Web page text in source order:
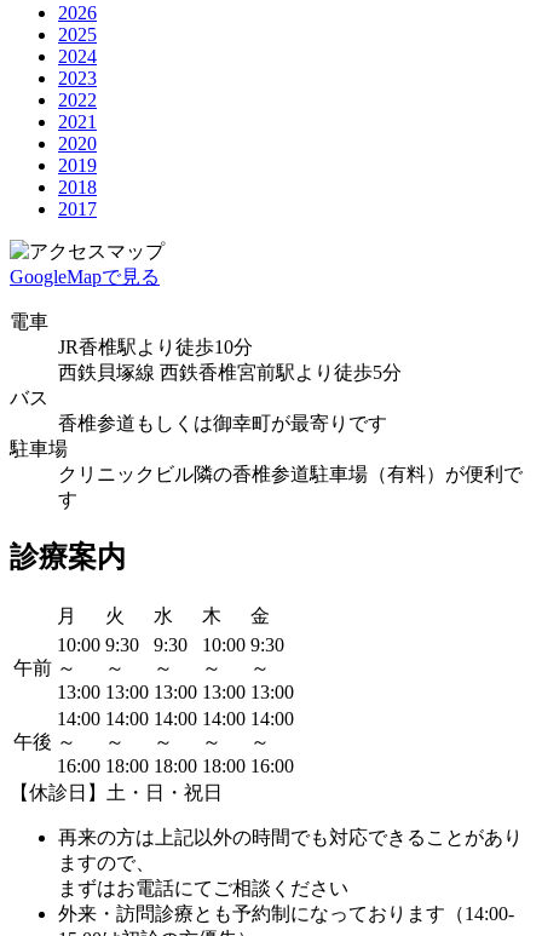
2026
2025
2024
2023
2022
2021
2020
2019
2018
2017
GoogleMapで見る
電車
JR香椎駅より徒歩10分
西鉄貝塚線 西鉄香椎宮前駅より徒歩5分
バス
香椎参道もしくは御幸町が最寄りです
駐車場
クリニックビル隣の香椎参道駐車場（有料）が便利で
す
診療案内
月 火 水 木 金
午前
10:00
～
13:00
9:30
～
13:00
9:30
～
13:00
10:00
～
13:00
9:30
～
13:00
午後
14:00
～
16:00
14:00
～
18:00
14:00
～
18:00
14:00
～
18:00
14:00
～
16:00
【休診日】土・日・祝日
再来の方は上記以外の時間でも対応できることがあり
ますので、
まずはお電話にてご相談ください
外来・訪問診療とも予約制になっております（14:00-